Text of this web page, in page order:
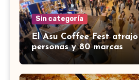
Sin categoría
El Asu Coffee Fest
personas y 80 marcas